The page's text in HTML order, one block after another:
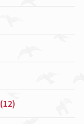
(12)